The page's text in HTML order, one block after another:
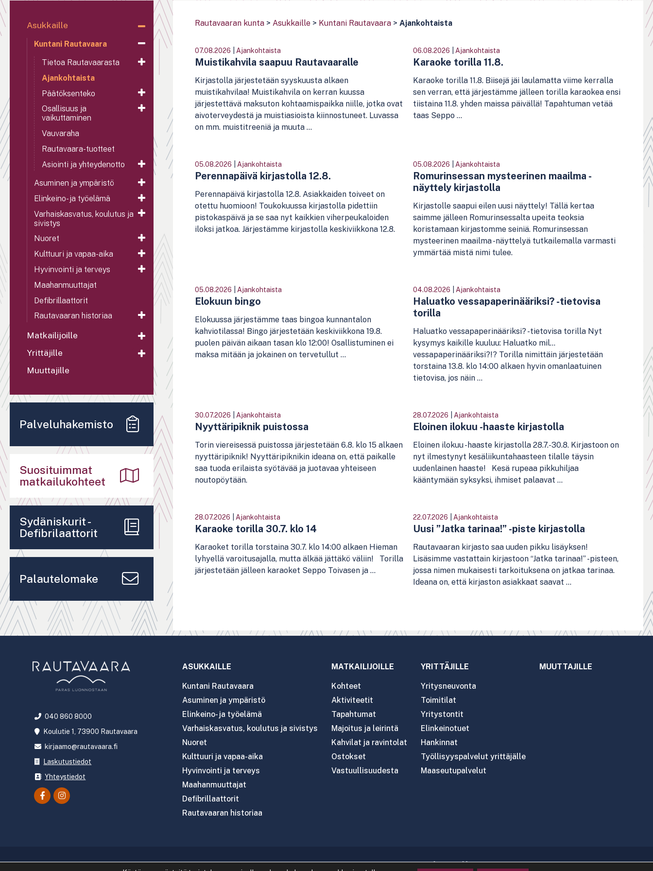
Rautavaaran kunta > Asukkaille > Kuntani Rautavaara > Ajankohtaista
07.08.2026 Ajankohtaista
Muistikahvila saapuu Rautavaaralle
Kirjastolla järjestetään syyskuusta alkaen
muistikahvilaa! Muistikahvila on kerran kuussa
järjestettävä maksuton kohtaamispaikka niille, jotka ovat
aivoterveydestä ja muistiasioista kiinnostuneet. Luvassa
on mm. muistitreeniä ja muuta ...
06.08.2026 Ajankohtaista
Karaoke torilla 11.8.
Karaoke torilla 11.8. Biisejä jäi laulamatta viime kerralla
sen verran, että järjestämme jälleen torilla karaokea ensi
tiistaina 11.8. yhden maissa päivällä! Tapahtuman vetää
taas Seppo ...
05.08.2026 Ajankohtaista
Perennapäivä kirjastolla 12.8.
Perennapäivä kirjastolla 12.8. Asiakkaiden toiveet on
otettu huomioon! Toukokuussa kirjastolla pidettiin
pistokaspäivä ja se saa nyt kaikkien viherpeukaloiden
iloksi jatkoa. Järjestämme kirjastolla keskiviikkona 12.8.
05.08.2026 Ajankohtaista
Romurinsessan mysteerinen maailma -
näyttely kirjastolla
Kirjastolle saapui eilen uusi näyttely! Tällä kertaa
saimme jälleen Romurinsessalta upeita teoksia
koristamaan kirjastomme seiniä. Romurinsessan
mysteerinen maailma -näyttelyä tutkailemalla varmasti
ymmärtää mistä nimi tulee.
05.08.2026 Ajankohtaista
Elokuun bingo
Elokuussa järjestämme taas bingoa kunnantalon
kahviotilassa! Bingo järjestetään keskiviikkona 19.8.
puolen päivän aikaan tasan klo 12:00! Osallistuminen ei
maksa mitään ja jokainen on tervetullut ...
04.08.2026 Ajankohtaista
Haluatko vessapaperinääriksi? -tietovisa
torilla
Haluatko vessapaperinääriksi? -tietovisa torilla Nyt
kysymys kaikille kuuluu: Haluatko mil…
vessapaperinääriksi?!? Torilla nimittäin järjestetään
torstaina 13.8. klo 14:00 alkaen hyvin omanlaatuinen
tietovisa, jos näin ...
30.07.2026 Ajankohtaista
Nyyttäripiknik puistossa
Torin viereisessä puistossa järjestetään 6.8. klo 15 alkaen
nyyttäripiknik! Nyyttäripiknikin ideana on, että paikalle
saa tuoda erilaista syötävää ja juotavaa yhteiseen
noutopöytään.
28.07.2026 Ajankohtaista
Eloinen ilokuu -haaste kirjastolla
Eloinen ilokuu -haaste kirjastolla 28.7.-30.8. Kirjastoon on
nyt ilmestynyt kesäliikuntahaasteen tilalle täysin
uudenlainen haaste! Kesä rupeaa pikkuhiljaa
kääntymään syksyksi, ihmiset palaavat ...
28.07.2026 Ajankohtaista
Karaoke torilla 30.7. klo 14
Karaoket torilla torstaina 30.7. klo 14:00 alkaen Hieman
lyhyellä varoitusajalla, mutta älkää jättäkö väliin! Torilla
järjestetään jälleen karaoket Seppo Toivasen ja ...
22.07.2026 Ajankohtaista
Uusi ”Jatka tarinaa!” -piste kirjastolla
Rautavaaran kirjasto saa uuden pikku lisäyksen!
Lisäsimme vastattain kirjastoon “Jatka tarinaa!” -pisteen,
jossa nimen mukaisesti tarkoituksena on jatkaa tarinaa.
Ideana on, että kirjaston asiakkaat saavat ...
Asukkaille
Kuntani Rautavaara
Tietoa Rautavaarasta
Ajankohtaista
Päätöksenteko
Osallisuus ja
vaikuttaminen
Vauvaraha
Rautavaara-tuotteet
Asiointi ja yhteydenotto
Asuminen ja ympäristö
Elinkeino- ja työelämä
Varhaiskasvatus, koulutus ja
sivistys
Nuoret
Kulttuuri ja vapaa-aika
Hyvinvointi ja terveys
Maahanmuuttajat
Defibrillaattorit
Rautavaaran historiaa
Matkailijoille
Yrittäjille
Muuttajille
Palveluhakemisto
Suosituimmat
matkailukohteet
Sydäniskurit -
Defibrilaattorit
Palautelomake
040 860 8000
Koulutie 1, 73900 Rautavaara
kirjaamo@rautavaara.fi
Laskutustiedot
Yhteystiedot
ASUKKAILLE
Kuntani Rautavaara
Asuminen ja ympäristö
Elinkeino- ja työelämä
Varhaiskasvatus, koulutus ja sivistys
Nuoret
Kulttuuri ja vapaa-aika
Hyvinvointi ja terveys
Maahanmuuttajat
Defibrillaattorit
Rautavaaran historiaa
MATKAILIJOILLE
Kohteet
Aktiviteetit
Tapahtumat
Majoitus ja leirintä
Kahvilat ja ravintolat
Ostokset
Vastuullisuudesta
YRITTÄJILLE
Yritysneuvonta
Toimitilat
Yritystontit
Elinkeinotuet
Hankinnat
Työllisyyspalvelut yrittäjälle
Maaseutupalvelut
MUUTTAJILLE